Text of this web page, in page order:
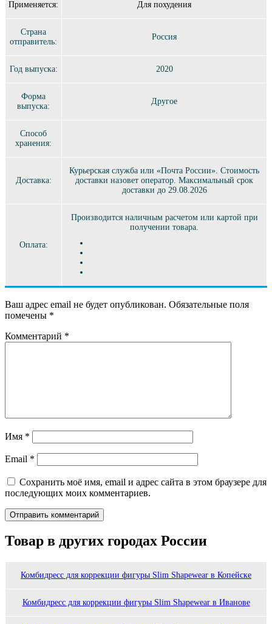
Применяется: Для похудения
Страна
отправитель:
Россия
Год выпуска: 2020
Форма
выпуска:
Другое
Способ
хранения:
Доставка:
Курьерская служба или «Почта России». Стоимость
доставки назовет оператор. Максимальный срок
доставки до 29.08.2026
Оплата:
Производится наличным расчетом или картой при
получении товара.
Ваш адрес email не будет опубликован. Обязательные поля
помечены *
Комментарий *
Имя *
Email *
Сохранить моё имя, email и адрес сайта в этом браузере для
последующих моих комментариев.
Товар в других городах России
Комбидресс для коррекции фигуры Slim Shapewear в Копейске
Комбидресс для коррекции фигуры Slim Shapewear в Иванове